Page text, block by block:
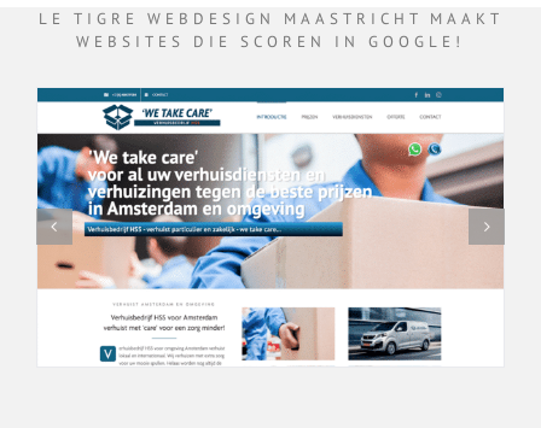
LE TIGRE WEBDESIGN MAASTRICHT MAAKT
WEBSITES DIE SCOREN IN GOOGLE!